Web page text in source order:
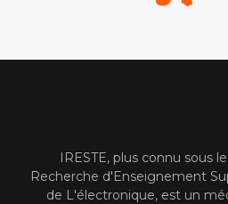
IRESTE, plus connu sous
Recherche d'Enseignement
de L'électronique, est un